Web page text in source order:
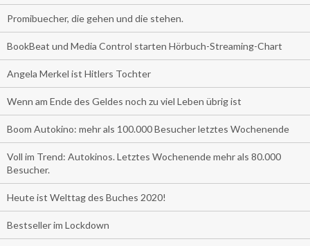
Promibuecher, die gehen und die stehen.
BookBeat und Media Control starten Hörbuch-Streaming-Chart
Angela Merkel ist Hitlers Tochter
Wenn am Ende des Geldes noch zu viel Leben übrig ist
Boom Autokino: mehr als 100.000 Besucher letztes Wochenende
Voll im Trend: Autokinos. Letztes Wochenende mehr als 80.000
Besucher.
Heute ist Welttag des Buches 2020!
Bestseller im Lockdown